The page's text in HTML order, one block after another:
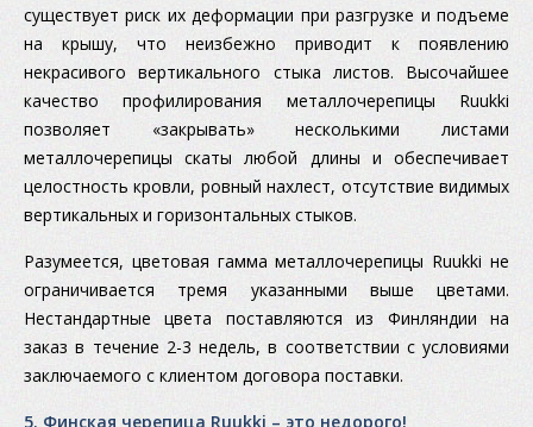
существует риск их деформации при разгрузке и подъеме
на крышу, что неизбежно приводит к появлению
некрасивого вертикального стыка листов. Высочайшее
качество профилирования металлочерепицы Ruukki
позволяет «закрывать» несколькими листами
металлочерепицы скаты любой длины и обеспечивает
целостность кровли, ровный нахлест, отсутствие видимых
вертикальных и горизонтальных стыков.
Разумеется, цветовая гамма металлочерепицы Ruukki не
ограничивается тремя указанными выше цветами.
Нестандартные цвета поставляются из Финляндии на
заказ в течение 2-3 недель, в соответствии с условиями
заключаемого с клиентом договора поставки.
5. Финская черепица Ruukki – это недорого!